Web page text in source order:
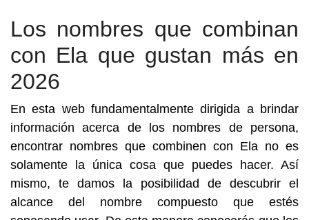
Los nombres que combinan
con Ela que gustan más en
2026
En esta web fundamentalmente dirigida a brindar
información acerca de los nombres de persona,
encontrar nombres que combinen con Ela no es
solamente la única cosa que puedes hacer. Así
mismo, te damos la posibilidad de descubrir el
alcance del nombre compuesto que estés